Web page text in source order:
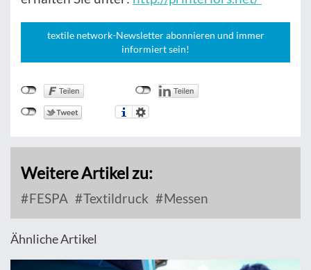
textile network-Newsletter abonnieren und immer
informiert sein!
Weitere Artikel zu:
FESPA Textildruck Messen
Ähnliche Artikel